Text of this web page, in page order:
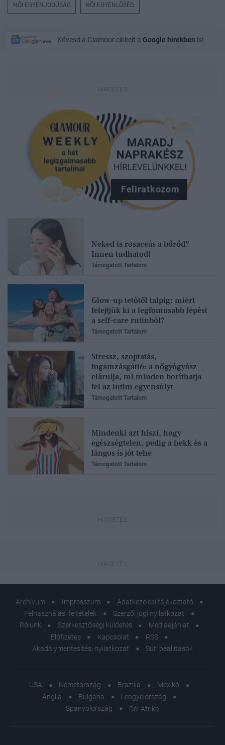
NŐI EGYENJOGÚSÁG NŐI EGYENLŐSÉG
Kövesd a Glamour cikkeit a Google hírekben is!
Feliratkozom
Neked is rosaceás a bőrőd?
Innen tudhatod!
Támogatott Tartalom
Glow-up tetőtől talpig: miért
felejtjük ki a legfontosabb lépést
a self-care rutinból?
Támogatott Tartalom
Stressz, szoptatás,
fogamzásgátló: a nőgyógyász
elárulja, mi minden boríthatja
fel az intim egyensúlyt
Támogatott Tartalom
Mindenki azt hiszi, hogy
egészségtelen, pedig a hekk és a
lángos is jót tehe
Támogatott Tartalom
Archívum Impresszum
Adatkezelési tájékoztató
Felhasználási feltételek
Szerzői jogi nyilatkozat
Rólunk
Szerkesztőségi küldetés
Médiaajánlat
Előfizetés
Kapcsolat
RSS
Akadálymentesítési nyilatkozat
Süti beállítások
USA Németország Brazília
Mexikó
Anglia
Bulgária
Lengyelország
Spanyolország
Dél-Afrika